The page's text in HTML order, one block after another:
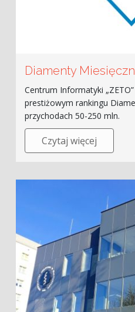
Diamenty
Centrum Informatyki
prestiżowym rankingu
przychodach 50-250 mln.
Czytaj więcej